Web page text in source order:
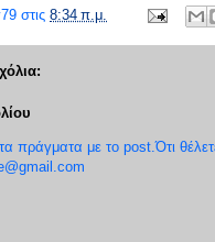
στις 8:34 π.μ.
πράγματα με το post.Ότι